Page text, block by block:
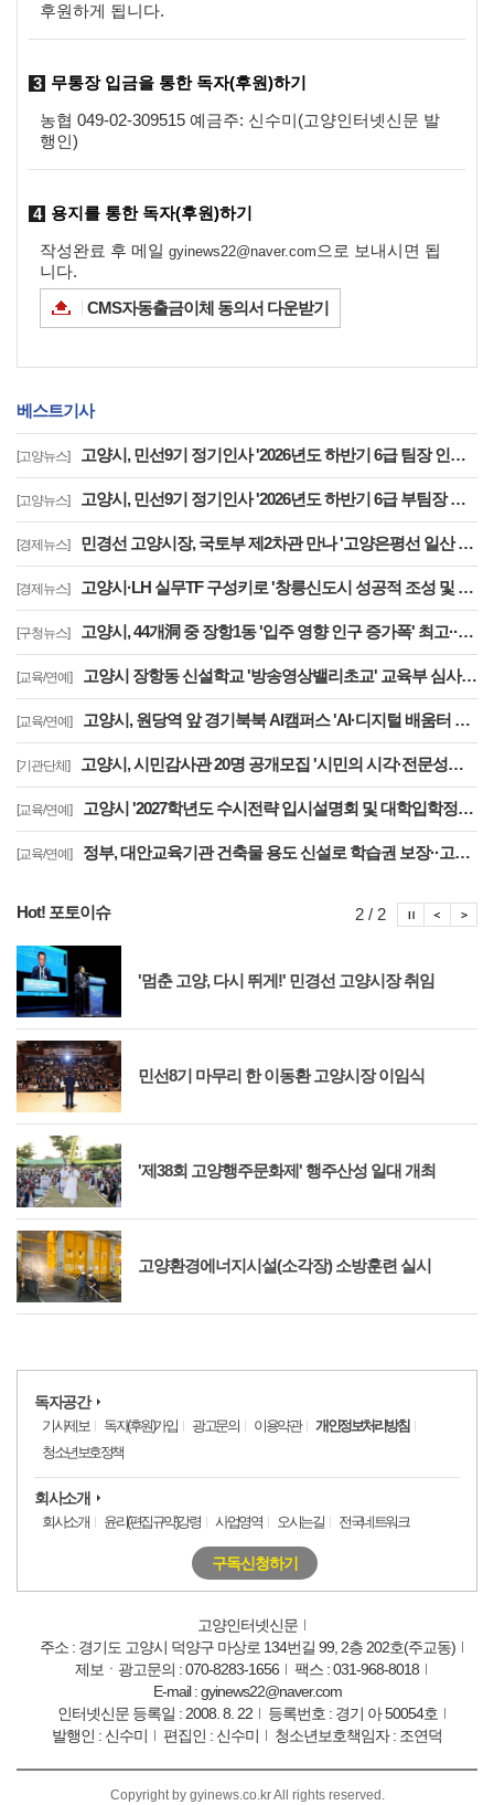
후원하게 됩니다.
3 무통장 입금을 통한 독자(후원)하기
농협 049-02-309515 예금주: 신수미(고양인터넷신문 발
행인)
4 용지를 통한 독자(후원)하기
작성완료 후 메일 gyinews22@naver.com 으로 보내시면 됩
니다.
CMS자동출금이체 동의서 다운받기
베스트기사
[고양뉴스] 고양시, 민선9기 정기인사 '2026년도 하반기 6급 팀장 인사발령 사항'
[고양뉴스] 고양시, 민선9기 정기인사 '2026년도 하반기 6급 부팀장 이하 인사발령 사항'
[경제뉴스] 민경선 고양시장, 국토부 제2차관 만나 '고양은평선 일산 연장 반영' 등 요청
[경제뉴스] 고양시·LH 실무TF 구성키로 '창릉신도시 성공적 조성 및 자족기능 강화 협력'
[구청뉴스] 고양시, 44개洞 중 장항1동 '입주 영향 인구 증가폭' 최고··풍산동도 증가세 지속
[교육/연예] 고양시 장항동 신설학교 '방송영상밸리초교' 교육부 심사 통과··2030년 개교
[교육/연예] 고양시, 원당역 앞 경기북북 AI캠퍼스 'AI·디지털 배움터 체험존' 12월까지 운영
[기관단체] 고양시, 시민감사관 20명 공개모집 '시민의 시각·전문성으로 감사행정 제고'
[교육/연예] 고양시 '2027학년도 수시전략 입시설명회 및 대학입학정보박람회' 8일 개최
[교육/연예] 정부, 대안교육기관 건축물 용도 신설로 학습권 보장··고양자유학교 문제 해소
Hot! 포토이슈
'멈춘 고양, 다시 뛰게!' 민경선 고양시장 취임
민선8기 마무리 한 이동환 고양시장 이임식
'제38회 고양행주문화제' 행주산성 일대 개최
고양환경에너지시설(소각장) 소방훈련 실시
2 / 2 포
포토이
독자공간
기사제보 독자(후원)가입 광고문의 이용약관
개인정보처리방침
청소년보호정책
회사소개
회사소개 윤리(편집규약)강령 사업영역 오시는길 전국네트워크
구독신청하기
고양인터넷신문
주소 : 경기도 고양시 덕양구 마상로 134번길 99, 2층 202호(주교동)
제보ㆍ광고문의 : 070-8283-1656
팩스 : 031-968-8018
E-mail : gyinews22@naver.com
인터넷신문 등록일 : 2008. 8. 22
등록번호 : 경기 아 50054호
발행인 : 신수미
편집인 : 신수미 청소년보호책임자 : 조연덕
Copyright by gyinews.co.kr All rights reserved.